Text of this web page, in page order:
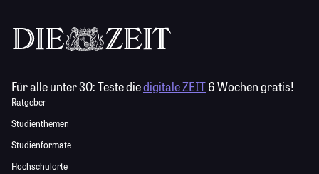
Für alle unter 30:Teste diedigitale ZEIT6 Wochen gratis!
Ratgeber
Studienthemen
Studienformate
Hochschulorte